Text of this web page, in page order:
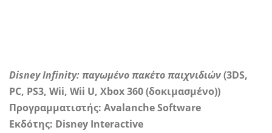
Disney Infinity: παγωμένο πακέτο παιχνιδιών(3DS,
PC, PS3, Wii, Wii U, Xbox 360 (δοκιμασμένο))
Προγραμματιστής: Avalanche Software
Εκδότης: Disney Interactive